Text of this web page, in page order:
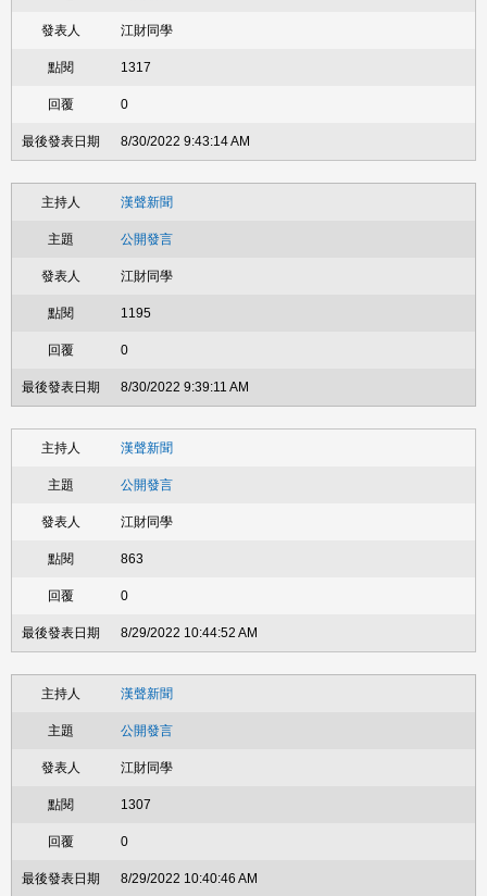
江財同學
1317
0
8/30/2022 9:43:14 AM
漢聲新聞
公開發言
江財同學
1195
0
8/30/2022 9:39:11 AM
漢聲新聞
公開發言
江財同學
863
0
8/29/2022 10:44:52 AM
漢聲新聞
公開發言
江財同學
1307
0
8/29/2022 10:40:46 AM